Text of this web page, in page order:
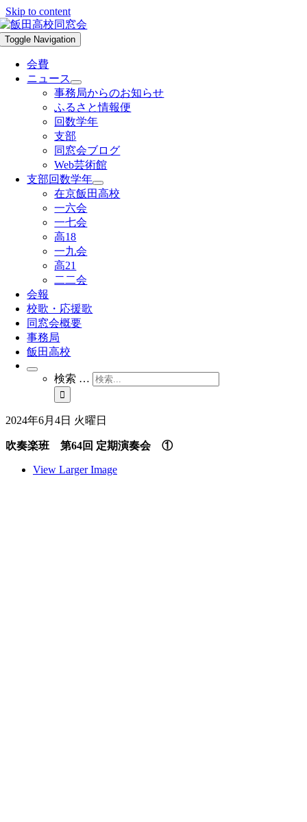
Skip to content
Toggle Navigation
会費
ニュース
事務局からのお知らせ
ふるさと情報便
回数学年
支部
同窓会ブログ
Web芸術館
支部回数学年
在京飯田高校
一六会
一七会
高18
一九会
高21
二二会
会報
校歌・応援歌
同窓会概要
事務局
飯田高校
検索 …
2024年6月4日 火曜日
吹奏楽班 第64回 定期演奏会 ①
View Larger Image